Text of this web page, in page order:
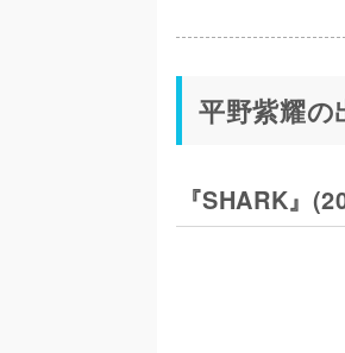
平野紫耀の
『SHARK』